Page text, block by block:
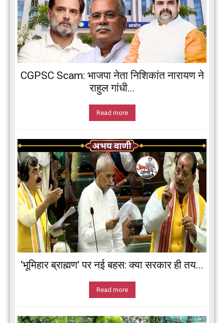
CGPSC Scam: भाजपा नेता निशिकांत नारायण ने
राहुल गांधी...
Read more
‘भूमिहार ब्राह्मण’ पर नई बहस: क्या सरकार ही तय...
Read more